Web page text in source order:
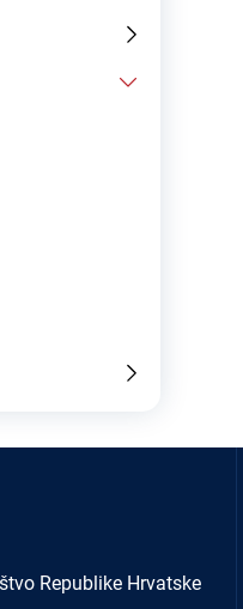
Republike Hrvatske